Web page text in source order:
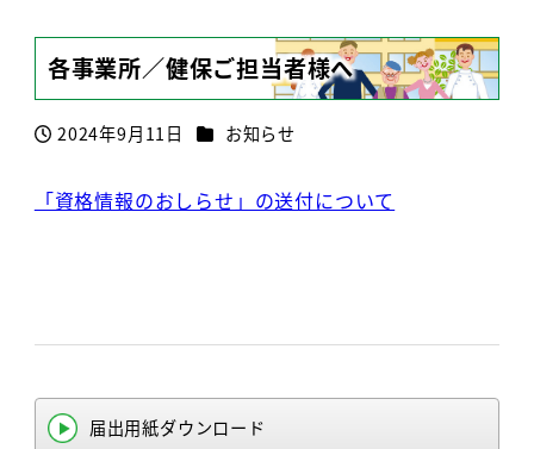
各事業所／健保ご担当者様へ
投稿日
2024年9月11日 カテゴリー
お知らせ
「資格情報のおしらせ」の送付について
届出用紙ダウンロード